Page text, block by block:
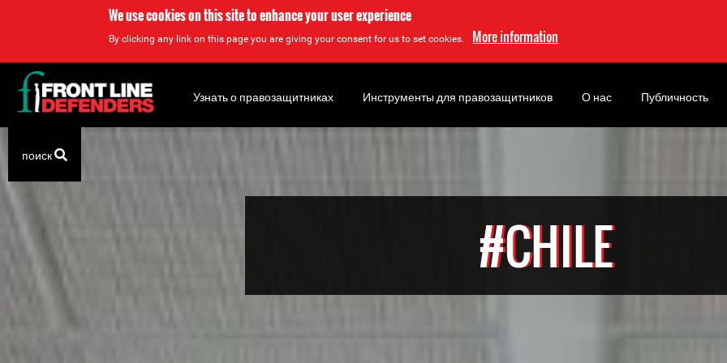
We use cookies on this site to enhance your user experience
By clicking any link on this page you are giving your consent for us to set cookies. More information
top
#CHILE
Back
to
top
Узнать о правозащитниках Инструменты для правозащитников О нас Публичность
поиск